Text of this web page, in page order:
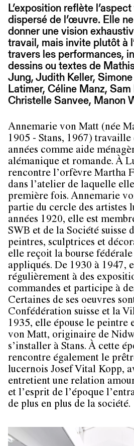
L’exposition reflète
dispersé de l’œuvre. Elle
donner une vision
travail, mais invite plutôt à
travers les performances,
dessins ou textes de
Jung, Judith Keller,
Latimer, Céline Manz,
Christelle Sanvee, Manon
Annemarie von Matt (née
1905 - Stans, 1967) travaille
années comme aide
alémanique et romande. À
rencontre l’orfèvre Martha
dans l’atelier de laquelle
première fois. Annemarie
partie du cercle des artistes
années 1920, elle est
SWB et de la Société suisse
peintres, sculptrices et
elle reçoit la bourse fédérale
appliqués. De 1930 à 1947,
régulièrement à des
commandes et participe à
Certaines de ses oeuvres
Confédération suisse et la
1935, elle épouse le peintre
von Matt, originaire de
s’installer à Stans. À cette
rencontre également le
lucernois Josef Vital Kopp,
entretient une relation
et l’esprit de l’époque
de plus en plus de la société.